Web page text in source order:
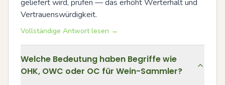
geliefert wird, prüfen — das erhöht Werterhalt und
Vertrauenswürdigkeit.
Vollständige Antwort lesen →
Welche Bedeutung haben Begriffe wie
OHK, OWC oder OC für Wein-Sammler?